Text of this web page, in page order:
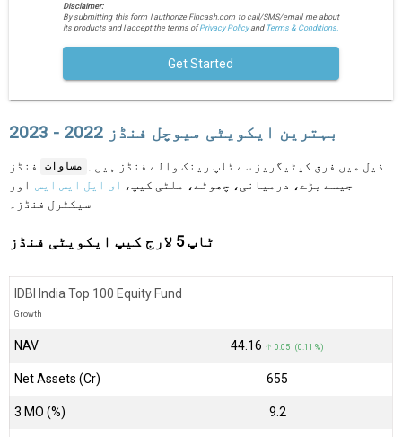
Disclaimer:
By submitting this form I authorize Fincash.com to call/SMS/email me about
its products and I accept the terms ofPrivacy Policyand Terms & Conditions.
Get Started
بہترین ایکویٹی میوچل فنڈز 2022 - 2023
ذیل میں فرق کیٹیگریز سے ٹاپ رینک والے فنڈز ہیں۔ مساوات
فنڈز
جیسے بڑے، درمیانی، چھوٹے، ملٹی کیپ، ای ایل ایس ایس اور
سیکٹرل فنڈز۔
ٹاپ 5 لارج کیپ ایکویٹی فنڈز
IDBI India Top 100 Equity Fund
Growth
NAV ₹44.16 ↑ 0.05 (0.11 %)
Net Assets (Cr) ₹655
3 MO (%) 9.2